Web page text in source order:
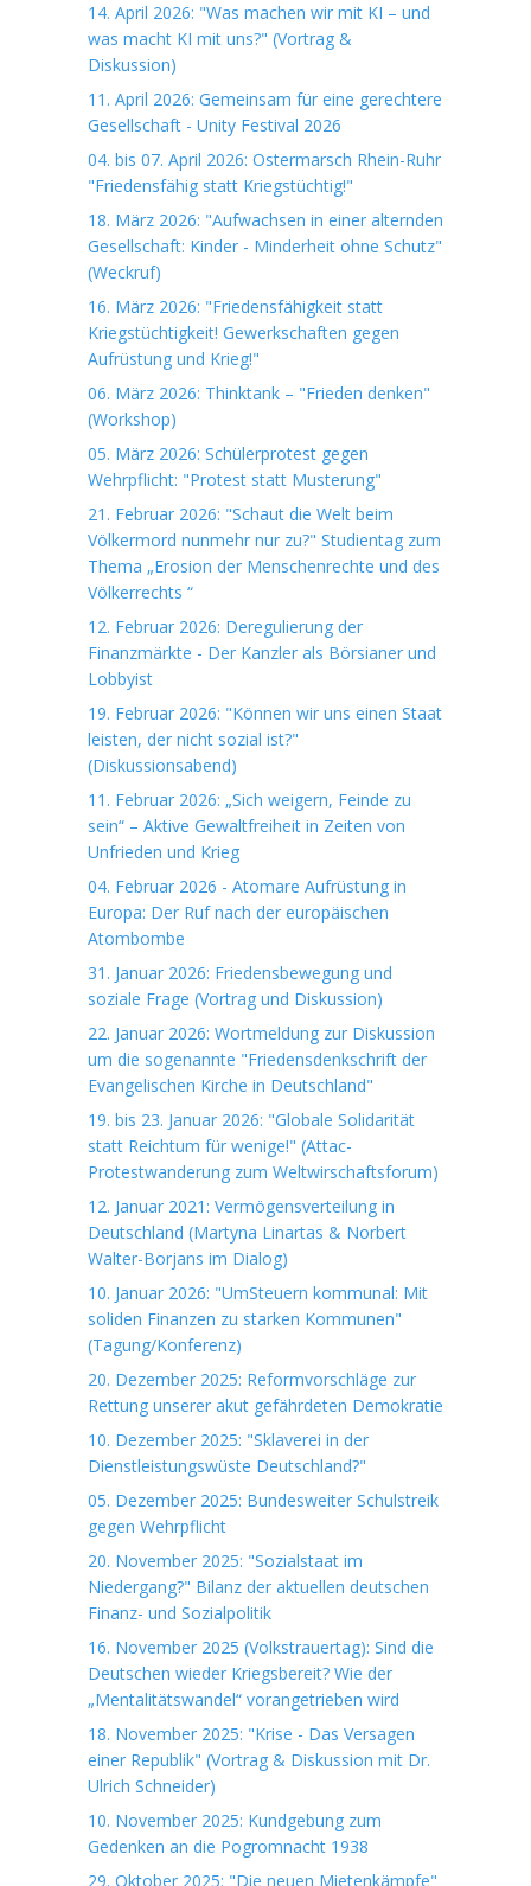
14. April 2026: "Was machen wir mit KI – und
was macht KI mit uns?" (Vortrag &
Diskussion)
11. April 2026: Gemeinsam für eine gerechtere
Gesellschaft - Unity Festival 2026
04. bis 07. April 2026: Ostermarsch Rhein-Ruhr
"Friedensfähig statt Kriegstüchtig!"
18. März 2026: "Aufwachsen in einer alternden
Gesellschaft: Kinder - Minderheit ohne Schutz"
(Weckruf)
16. März 2026: "Friedensfähigkeit statt
Kriegstüchtigkeit! Gewerkschaften gegen
Aufrüstung und Krieg!"
06. März 2026: Thinktank – "Frieden denken"
(Workshop)
05. März 2026: Schülerprotest gegen
Wehrpflicht: "Protest statt Musterung"
21. Februar 2026: "Schaut die Welt beim
Völkermord nunmehr nur zu?" Studientag zum
Thema „Erosion der Menschenrechte und des
Völkerrechts “
12. Februar 2026: Deregulierung der
Finanzmärkte - Der Kanzler als Börsianer und
Lobbyist
19. Februar 2026: "Können wir uns einen Staat
leisten, der nicht sozial ist?"
(Diskussionsabend)
11. Februar 2026: „Sich weigern, Feinde zu
sein“ – Aktive Gewaltfreiheit in Zeiten von
Unfrieden und Krieg
04. Februar 2026 - Atomare Aufrüstung in
Europa: Der Ruf nach der europäischen
Atombombe
31. Januar 2026: Friedensbewegung und
soziale Frage (Vortrag und Diskussion)
22. Januar 2026: Wortmeldung zur Diskussion
um die sogenannte "Friedensdenkschrift der
Evangelischen Kirche in Deutschland"
19. bis 23. Januar 2026: "Globale Solidarität
statt Reichtum für wenige!" (Attac-
Protestwanderung zum Weltwirschaftsforum)
12. Januar 2021: Vermögensverteilung in
Deutschland (Martyna Linartas & Norbert
Walter-Borjans im Dialog)
10. Januar 2026: "UmSteuern kommunal: Mit
soliden Finanzen zu starken Kommunen"
(Tagung/Konferenz)
20. Dezember 2025: Reformvorschläge zur
Rettung unserer akut gefährdeten Demokratie
10. Dezember 2025: "Sklaverei in der
Dienstleistungswüste Deutschland?"
05. Dezember 2025: Bundesweiter Schulstreik
gegen Wehrpflicht
20. November 2025: "Sozialstaat im
Niedergang?" Bilanz der aktuellen deutschen
Finanz- und Sozialpolitik
16. November 2025 (Volkstrauertag): Sind die
Deutschen wieder Kriegsbereit? Wie der
„Mentalitätswandel“ vorangetrieben wird
18. November 2025: "Krise - Das Versagen
einer Republik" (Vortrag & Diskussion mit Dr.
Ulrich Schneider)
10. November 2025: Kundgebung zum
Gedenken an die Pogromnacht 1938
29. Oktober 2025: "Die neuen Mietenkämpfe"